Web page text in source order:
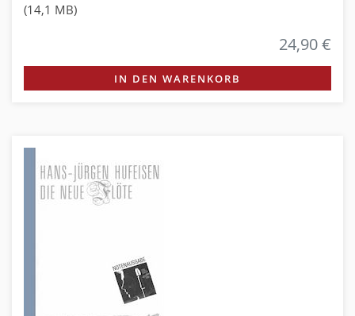
(14,1 MB)
24,90 €
IN DEN WARENKORB